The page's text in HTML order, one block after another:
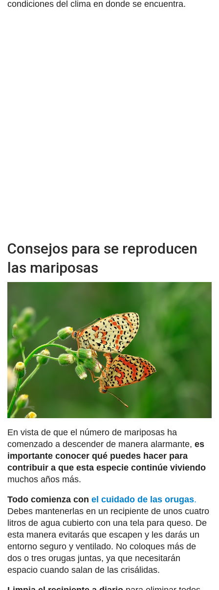
condiciones del clima en donde se encuentra.
Consejos para se reproducen
las mariposas
En vista de que el número de mariposas ha
comenzado a descender de manera alarmante, es
importante conocer qué puedes hacer para
contribuir a que esta especie continúe viviendo
muchos años más.
Todo comienza con el cuidado de las orugas.
Debes mantenerlas en un recipiente de unos cuatro
litros de agua cubierto con una tela para queso. De
esta manera evitarás que escapen y les darás un
entorno seguro y ventilado. No coloques más de
dos o tres orugas juntas, ya que necesitarán
espacio cuando salan de las crisálidas.